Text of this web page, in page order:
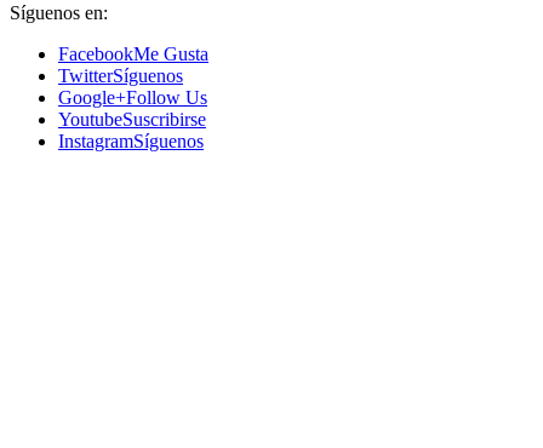
Síguenos en:
FacebookMe Gusta
TwitterSíguenos
Google+Follow Us
YoutubeSuscribirse
InstagramSíguenos